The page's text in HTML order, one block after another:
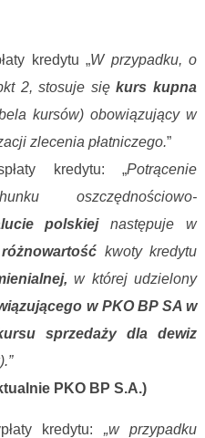
kredytu „W przypadku, o
2, stosuje siękurs kupna
kursów) obowiązujący w
zlecenia płatniczego.”
kredytu: „Potrącenie
oszczędnościowo-
polskiejnastępuje w
różnowartość kwoty kredytu
w której udzielony
w PKO BP SA w
sprzedaży dla dewiz
PKO BP S.A.)
kredytu: „w przypadku